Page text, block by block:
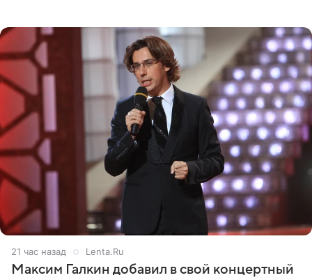
21 час назад Lenta.Ru
Максим Галкин добавил в свой концертный